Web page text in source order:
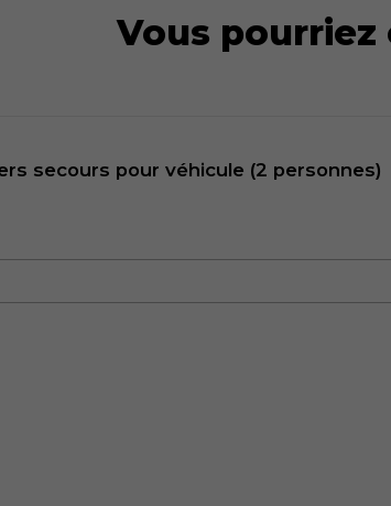
Vous
secours pour véhicule (2 personnes)